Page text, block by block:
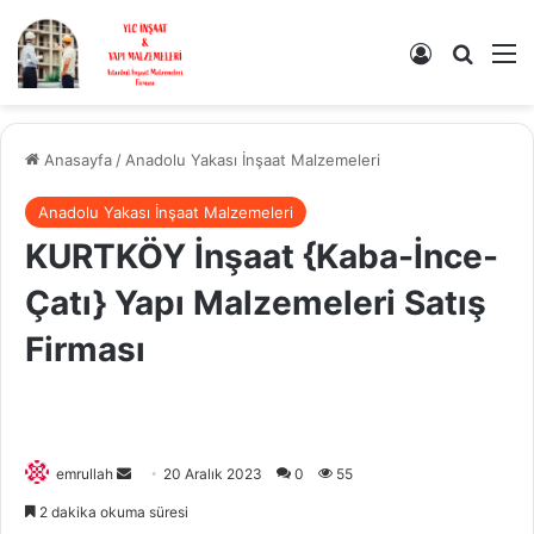
Kayıt Ol
Anasayfa / Anadolu Yakası İnşaat Malzemeleri
Anadolu Yakası İnşaat Malzemeleri
KURTKÖY İnşaat {Kaba-İnce-
Çatı} Yapı Malzemeleri Satış
Firması
emrullah
Bir
20 Aralık 2023 0 55
2 dakika okuma süresi